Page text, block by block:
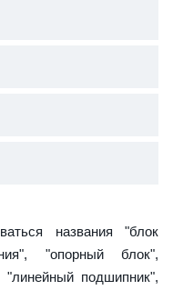
названия "блок
"опорный блок",
"линейный подшипник",